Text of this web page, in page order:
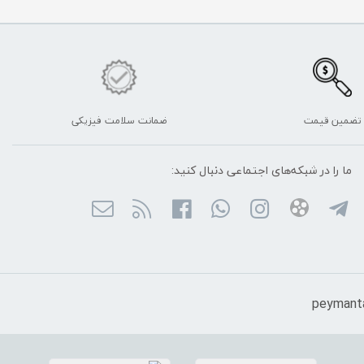
تضمین قیمت ضمانت سلامت فیزیکی
ما را در شبکه‌های اجتماعی دنبال کنید: